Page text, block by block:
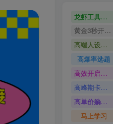
龙虾工具完整部署教学图文视频理财多赛道AI变现
黄金3秒开头与标题海报玩法
高端人设搭建积累客户信任
高爆率选题
高效开启跨境賺钱新通道
高峰期卡顿利润被抽干私域直播核心痛点解析
高单价躺賺玩法
马上学习